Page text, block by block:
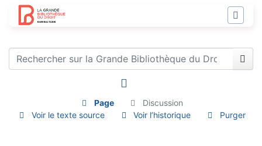
Page
Discussion
Voir le texte source
Voir l’historique Purger